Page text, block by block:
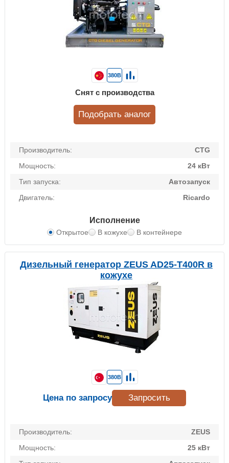
Производитель:
CTG
Мощность:
24 кВт
Тип запуска:
Автозапуск
Двигатель:
Ricardo
Исполнение
Открытое В кожухе В контейнере
380В
Снят с производства
Подобрать аналог
Дизельный генератор ZEUS AD25-T400R в
кожухе
Производитель:
ZEUS
Мощность:
25 кВт
380В
Цена по запросу Запросить